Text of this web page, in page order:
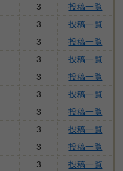
3
投稿一覧
3
投稿一覧
3
投稿一覧
3
投稿一覧
3
投稿一覧
3
投稿一覧
3
投稿一覧
3
投稿一覧
3
投稿一覧
3
投稿一覧